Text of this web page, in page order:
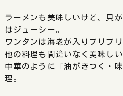
ラーメンも美味しいけど、具
はジューシー。
ワンタンは海老が入りプリプ
他の料理も間違いなく美味しい
中華のように「油がきつく・
理。